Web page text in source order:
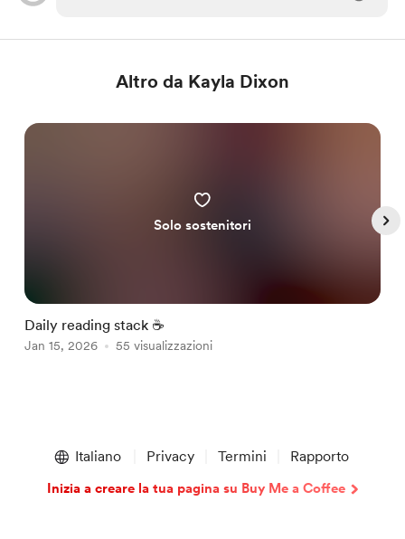
Altro da Kayla Dixon
Solo sostenitori
Daily reading stack ☕️
Jan 15, 2026 55 visualizzazioni
Italiano Privacy Termini Rapporto
Inizia a creare la tua pagina su Buy Me a Coffee